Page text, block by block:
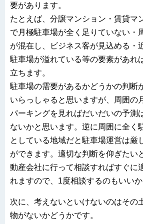
要があります。
たとえば、分譲マンション・賃貸マ
で月極駐車場が全く足りていない・
が混在し、ビジネス客が見込める・
駐車場が溢れている等の要素があれ
立ちます。
駐車場の需要があるかどうかの判断
いらっしゃると思いますが、周囲の
パーキングを見ればだいだいの予測
ないかと思います。逆に周囲に全く
としている地域だと駐車場運営は厳
ができます。適切な判断を仰ぎたい
動産会社に行って相談すればすぐに
れますので、1度相談するのもいいか
次に、考えないといけないのはその
物がないかどうかです。